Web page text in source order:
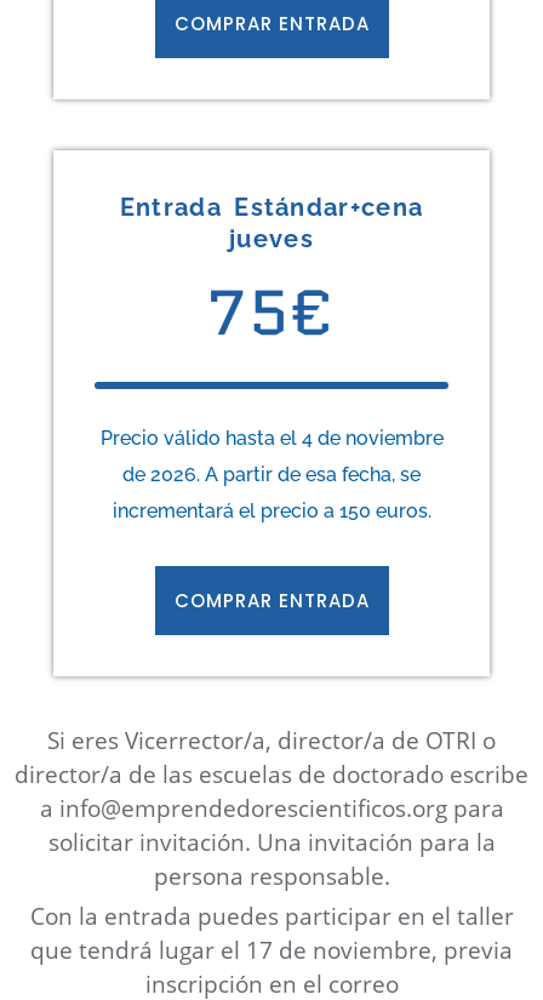
COMPRAR ENTRADA
Entrada Estándar+cena
jueves
75€
1/
Precio válido hasta el 4 de noviembre
de 2026. A partir de esa fecha, se
incrementará el precio a 150 euros.
COMPRAR ENTRADA
Si eres Vicerrector/a, director/a de OTRI o
director/a de las escuelas de doctorado escribe
a info@emprendedorescientificos.org para
solicitar invitación. Una invitación para la
persona responsable.
Con la entrada puedes participar en el taller
que tendrá lugar el 17 de noviembre, previa
inscripción en el correo